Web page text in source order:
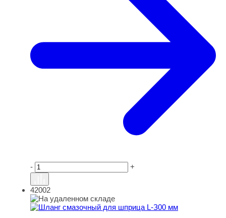
- +
Шланг смазочный для шприца L-З00 мм
42002